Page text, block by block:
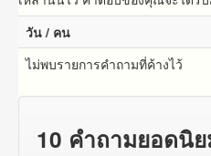
วัน / คน
ไม่พบรายการคำถามที่ค้างไว้
10 คำถามยอดนิ